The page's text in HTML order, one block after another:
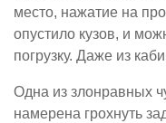
место, нажатие на
опустило кузов, и
погрузку. Даже из
Одна из злонравных
намерена грохнуть